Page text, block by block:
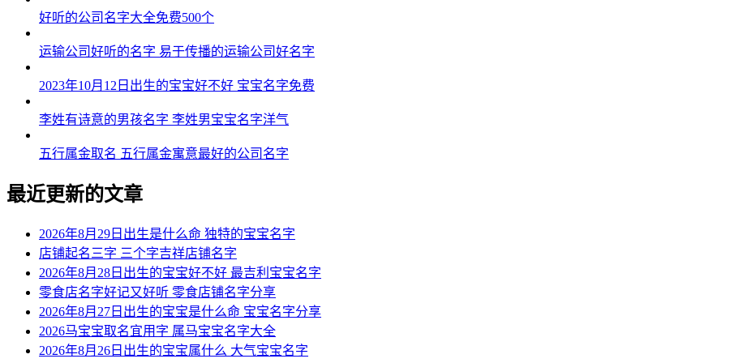
好听的公司名字大全免费500个
运输公司好听的名字 易于传播的运输公司好名字
2023年10月12日出生的宝宝好不好 宝宝名字免费
李姓有诗意的男孩名字 李姓男宝宝名字洋气
五行属金取名 五行属金寓意最好的公司名字
最近更新的文章
2026年8月29日出生是什么命 独特的宝宝名字
店铺起名三字 三个字吉祥店铺名字
2026年8月28日出生的宝宝好不好 最吉利宝宝名字
零食店名字好记又好听 零食店铺名字分享
2026年8月27日出生的宝宝是什么命 宝宝名字分享
2026马宝宝取名宜用字 属马宝宝名字大全
2026年8月26日出生的宝宝属什么 大气宝宝名字